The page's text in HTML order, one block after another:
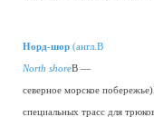
Норд-шор (англ.В
North shoreВ —
северное морское
специальных трасс для